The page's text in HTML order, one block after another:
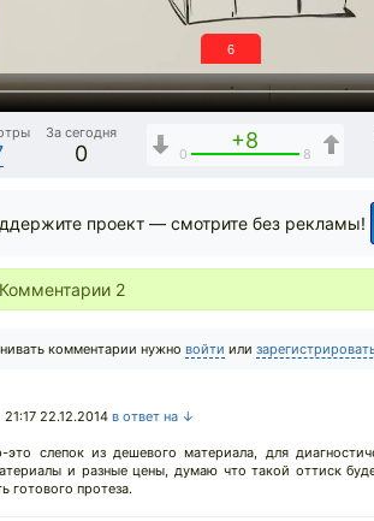
6
За сегодня
0
+8
0 8
проект — смотрите без рекламы!
Комментарии 2
комментарии нужно войти или
21:17 22.12.2014 в ответ на ↓
это слепок из дешевого материала, для
и разные цены, думаю что такой оттиск
готового протеза.